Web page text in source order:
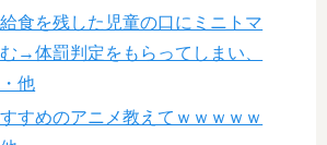
食を残した児童の口にミニトマ
→体罰判定をもらってしまい、
他
すすめのアニメ教えてｗｗｗｗｗ